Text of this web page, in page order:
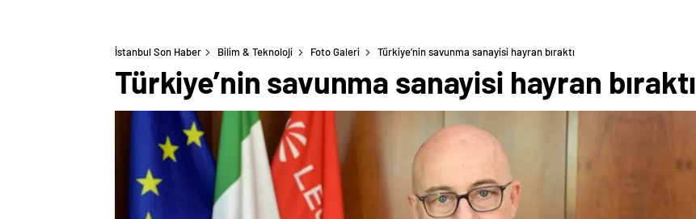
İstanbul Son Haber Bilim & Teknoloji Foto Galeri Türkiye’nin savunma sanayisi hayran bıraktı
Türkiye’nin savunma sanayisi hayran bıraktı